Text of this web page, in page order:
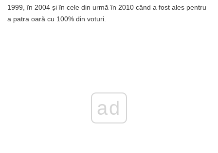
1999, în 2004 și în cele din urmă în 2010 când a fost ales pentru
a patra oară cu 100% din voturi.
ad